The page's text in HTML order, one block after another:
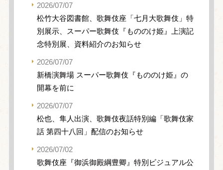
2026/07/07
松竹大谷図書館、歌舞伎座「七月大歌舞伎」特
別展示、スーパー歌舞伎『もののけ姫』上演記
念特別展、資料紹介のお知らせ
2026/07/07
新橋演舞場 スーパー歌舞伎『もののけ姫』の
開幕を前に
2026/07/07
松也、隼人出演、歌舞伎夜話特別編「歌舞伎家
話 第四十八回」配信のお知らせ
2026/07/02
歌舞伎座『御浜御殿綱豊卿』特別ビジュアル公